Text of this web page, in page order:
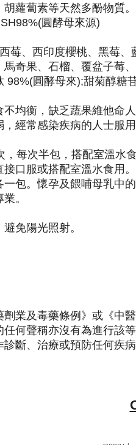
蘿蔔素等天然多酚物質
圓酵母來源)
莓、西印度櫻桃、黑莓、
奇果、石榴、覆盆子莓
98%(圓酵母來);甜菊醇糖
不均衡，缺乏蔬果維他命
經常感染疾病的人士服用
，每次半包，搭配室溫水
口服或搭配室溫水食用。
包。懷孕及餵哺母乳中
。
免陽光照射。
劑業及毒藥條例》或《中
何聲稱亦沒有為進行該
斷、治療或預防任何疾病